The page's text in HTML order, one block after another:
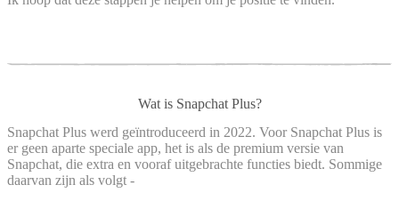
Wat is Snapchat Plus?
Snapchat Plus werd geïntroduceerd in 2022. Voor Snapchat Plus is
er geen aparte speciale app, het is als de premium versie van
Snapchat, die extra en vooraf uitgebrachte functies biedt. Sommige
daarvan zijn als volgt -